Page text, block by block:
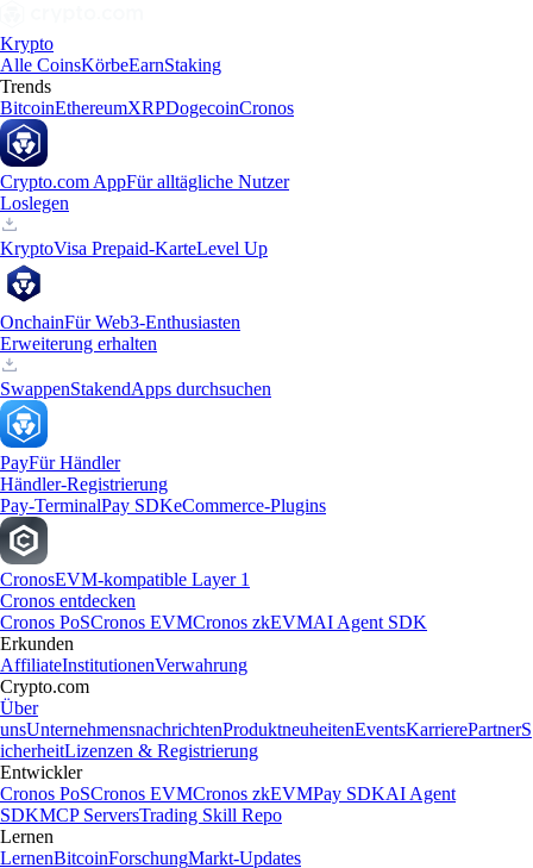
Krypto
Alle CoinsKörbeEarnStaking
Trends
BitcoinEthereumXRPDogecoinCronos
Crypto.com AppFür alltägliche Nutzer
Loslegen
KryptoVisa Prepaid-KarteLevel Up
OnchainFür Web3-Enthusiasten
Erweiterung erhalten
SwappenStakendApps durchsuchen
PayFür Händler
Händler-Registrierung
Pay-TerminalPay SDKeCommerce-Plugins
CronosEVM-kompatible Layer 1
Cronos entdecken
Cronos PoSCronos EVMCronos zkEVMAI Agent SDK
Erkunden
AffiliateInstitutionenVerwahrung
Crypto.com
Über
unsUnternehmensnachrichtenProduktneuheitenEventsKarrierePartnerS
icherheitLizenzen & Registrierung
Entwickler
Cronos PoSCronos EVMCronos zkEVMPay SDKAI Agent
SDKMCP ServersTrading Skill Repo
Lernen
LernenBitcoinForschungMarkt-Updates